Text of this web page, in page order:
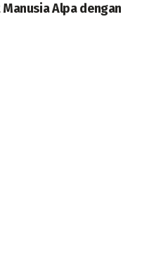
Alpa dengan